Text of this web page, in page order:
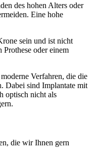
des hohen Alters oder
Eine hohe
sein und ist nicht
Prothese oder einem
Verfahren, die die
Dabei sind Implantate mit
optisch nicht als
die wir Ihnen gern